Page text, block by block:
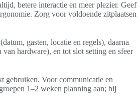
betere interactie en meer plezier. Geef
Zorg voor voldoende zitplaatsen
gasten, locatie en regels), daarna
van hardware), en tot slot setting en sfeer
gebruiken. Voor communicatie en
1–2 weken planning aan; bij